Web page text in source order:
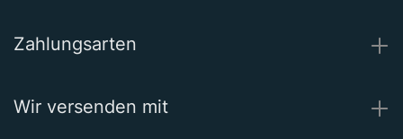
Zahlungsarten
Wir versenden mit